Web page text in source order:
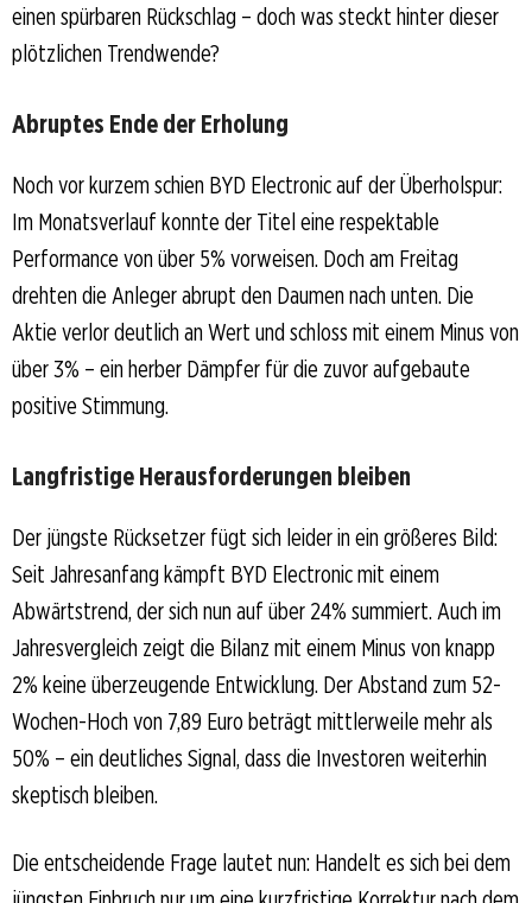
einen spürbaren Rückschlag – doch was steckt hinter dieser
plötzlichen Trendwende?
Abruptes Ende der Erholung
Noch vor kurzem schien BYD Electronic auf der Überholspur:
Im Monatsverlauf konnte der Titel eine respektable
Performance von über 5% vorweisen. Doch am Freitag
drehten die Anleger abrupt den Daumen nach unten. Die
Aktie verlor deutlich an Wert und schloss mit einem Minus von
über 3% – ein herber Dämpfer für die zuvor aufgebaute
positive Stimmung.
Langfristige Herausforderungen bleiben
Der jüngste Rücksetzer fügt sich leider in ein größeres Bild:
Seit Jahresanfang kämpft BYD Electronic mit einem
Abwärtstrend, der sich nun auf über 24% summiert. Auch im
Jahresvergleich zeigt die Bilanz mit einem Minus von knapp
2% keine überzeugende Entwicklung. Der Abstand zum 52-
Wochen-Hoch von 7,89 Euro beträgt mittlerweile mehr als
50% – ein deutliches Signal, dass die Investoren weiterhin
skeptisch bleiben.
Die entscheidende Frage lautet nun: Handelt es sich bei dem